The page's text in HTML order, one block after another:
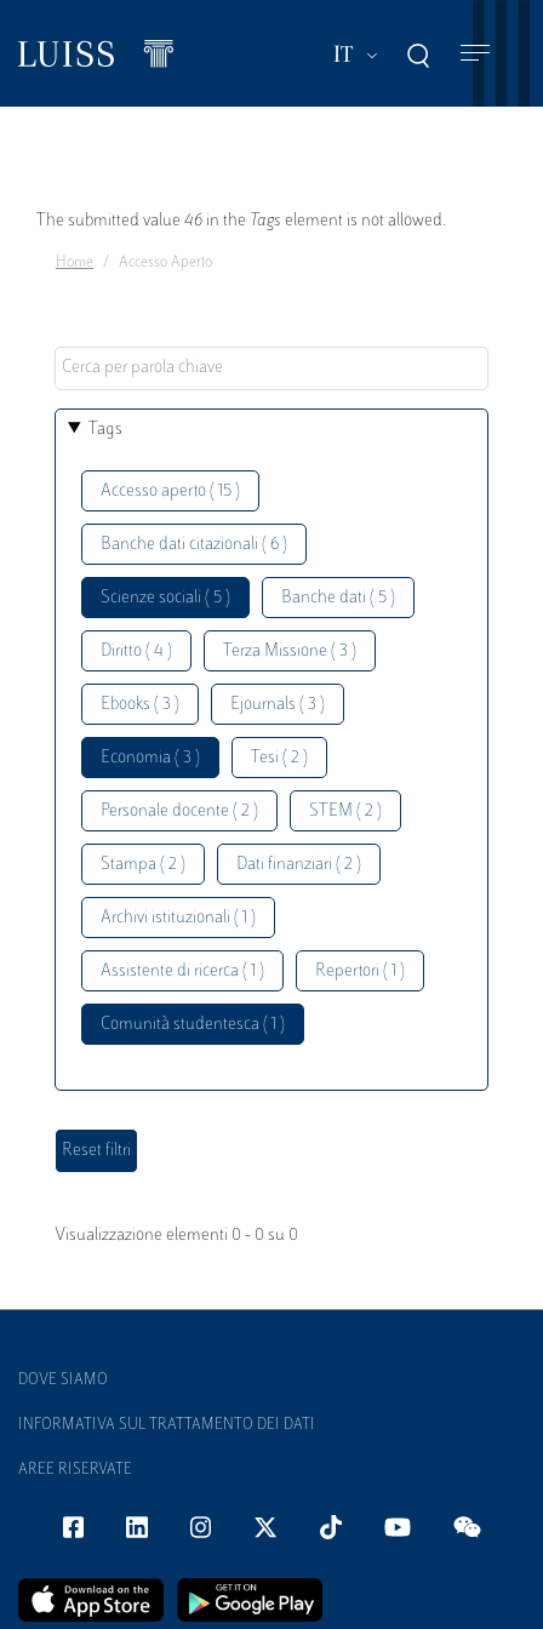
contenuto
IT Mostra ulteriori
Messaggio
di
The submitted value 46 in the Tags element is not allowed.
Home Accesso Aperto
Tags
Accesso aperto ( 15 )
Banche dati citazionali ( 6 )
Scienze sociali ( 5 ) Banche dati ( 5 )
Diritto ( 4 ) Terza Missione ( 3 )
Ebooks ( 3 ) Ejournals ( 3 )
Economia ( 3 ) Tesi ( 2 )
Personale docente ( 2 ) STEM ( 2 )
Stampa ( 2 ) Dati finanziari ( 2 )
Archivi istituzionali ( 1 )
Assistente di ricerca ( 1 ) Repertori ( 1 )
Comunità studentesca ( 1 )
Visualizzazione elementi 0 - 0 su 0
DOVE SIAMO
INFORMATIVA SUL TRATTAMENTO DEI DATI
AREE RISERVATE